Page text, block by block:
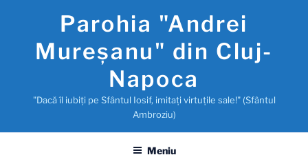
conținut
Parohia "Andrei
Mureşanu" din Cluj-
Napoca
"Dacă îl iubiţi pe Sfântul Iosif, imitaţi virtuţile sale!" (Sfântul
Ambroziu)
Meniu